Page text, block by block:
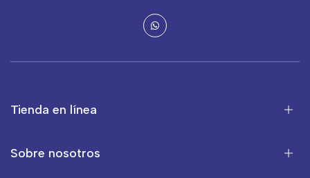
Tienda en línea
Sobre nosotros